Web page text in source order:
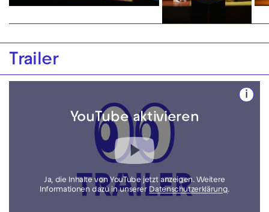
Trailer
YouTube aktivieren
i
Ja, die Inhalte von YouTube jetzt anzeigen. Weitere
Informationen dazu in unserer Datenschutzerklärung.